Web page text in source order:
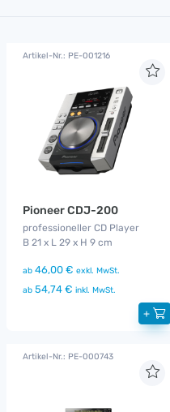
Artikel-Nr.: PE-001216
Pioneer CDJ-200
professioneller CD Player
B 21 x L 29 x H 9 cm
ab 46,00 € exkl. MwSt.
ab 54,74 € inkl. MwSt.
+
Artikel-Nr.: PE-000743